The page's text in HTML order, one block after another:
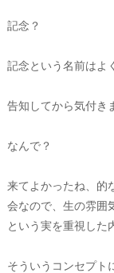
記念？
記念という名前はよ
告知してから気付き
なんで？
来てよかったね、的
会なので、生の雰囲
という実を重視した
そういうコンセプト